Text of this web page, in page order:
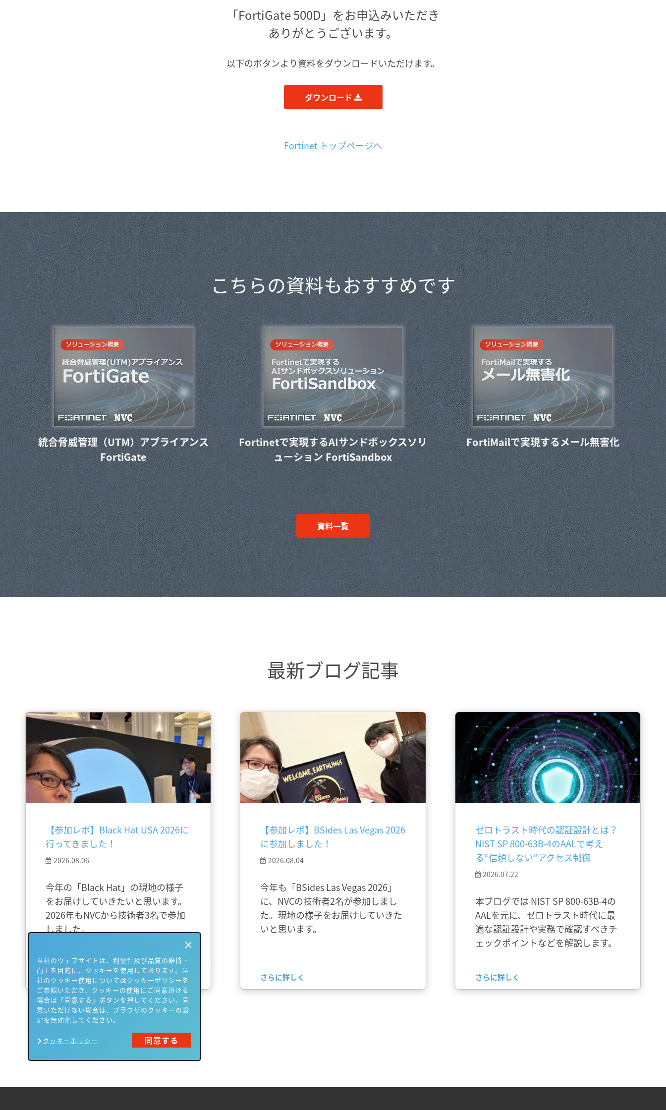
「FortiGate 500D」をお申込みいただき
ありがとうございます。
以下のボタンより資料をダウンロードいただけます。
ダウンロード
Fortinet トップページへ
こちらの資料もおすすめです
統合脅威管理（UTM）アプライアンス
FortiGate
Fortinetで実現するAIサンドボックスソリ
ューション FortiSandbox
FortiMailで実現するメール無害化
資料一覧
最新ブログ記事
【参加レポ】Black Hat USA 2026に
行ってきました！
2026.08.06
今年の「Black Hat」の現地の様子
をお届けしていきたいと思います。
2026年もNVCから技術者3名で参加
しました。
さらに詳しく
【参加レポ】BSides Las Vegas 2026
に参加しました！
2026.08.04
今年も「BSides Las Vegas 2026」
に、NVCの技術者2名が参加しまし
た。現地の様子をお届けしていきた
いと思います。
さらに詳しく
ゼロトラスト時代の認証設計とは？
NIST SP 800-63B-4のAALで考え
る“信頼しない”アクセス制御
2026.07.22
本ブログでは NIST SP 800-63B-4の
AALを元に、ゼロトラスト時代に最
適な認証設計や実務で確認すべきチ
ェックポイントなどを解説します。
さらに詳しく
当社のウェブサイトは、利便性及び品質の維持・
向上を目的に、クッキーを使用しております。当
社のクッキー使用についてはクッキーポリシーを
ご参照いただき、クッキーの使用にご同意頂ける
場合は「同意する」ボタンを押してください。同
意いただけない場合は、ブラウザのクッキーの設
定を無効化してください。
クッキーポリシー 同意する